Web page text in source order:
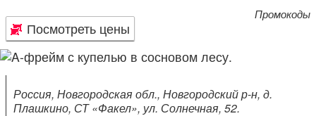
Посмотреть цены
Промокоды
Россия, Новгородская обл., Новгородский р-н, д.
Плашкино, СТ «Факел», ул. Солнечная, 52.